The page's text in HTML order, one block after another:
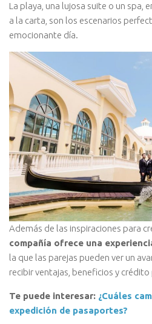
La playa, una lujosa suite o un spa,
a la carta, son los escenarios
emocionante día.
Además de las inspiraciones para
compañía ofrece una
la que las parejas pueden ver un
recibir ventajas, beneficios y
Te puede interesar: ¿Cuáles
expedición de pasaportes?